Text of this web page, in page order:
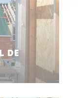
DE